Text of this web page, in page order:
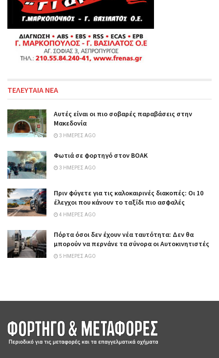
ΤΕΛΕΥΤΑΙΑ ΝΕΑ
Αυτές είναι οι πιο σοβαρές παραβάσεις στην
Μακεδονία
3 ΗΜΈΡΕΣ AGO
Φωτιά σε φορτηγό στον ΒΟΑΚ
3 ΗΜΈΡΕΣ AGO
Πριν φύγετε για τις καλοκαιρινές διακοπές: Οι 10
έλεγχοι που κάνουν το ταξίδι πιο ασφαλές
4 ΗΜΈΡΕΣ AGO
Πόρτα όσοι δεν έχουν νέα ταυτότητα: Δεν θα
μπορούν να περνάνε τα σύνορα οι Αυτοκινητιστές
5 ΗΜΈΡΕΣ AGO